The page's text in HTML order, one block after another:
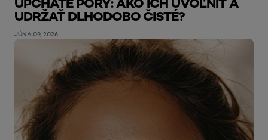
UDRŽAŤ DLHODOBO ČISTÉ?
JÚNA 09, 2026